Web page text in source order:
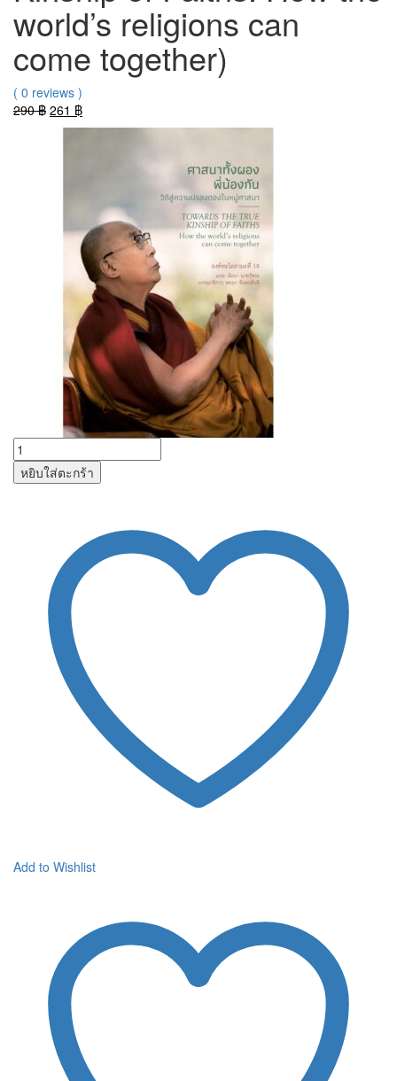
world’s religions can
come together)
( 0 reviews )
290฿ Original
price
261 ฿Current
price
หยิบใส่ตะกร้า
Add to Wishlist